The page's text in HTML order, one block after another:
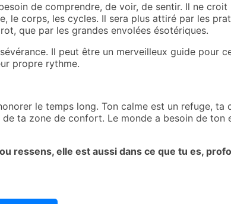
de comprendre, de voir, de sentir. Il ne
le corps, les cycles. Il sera plus attiré par les
que par les grandes envolées ésotériques.
Il peut être un merveilleux guide pour
propre rythme.
le temps long. Ton calme est un refuge, ta
ta zone de confort. Le monde a besoin de ton
ressens, elle est aussi dans ce que tu es,